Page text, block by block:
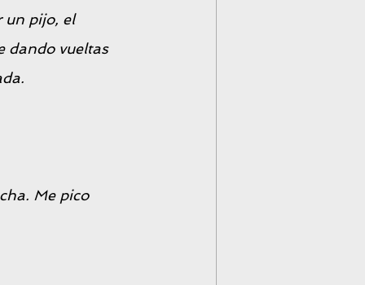
un pijo, el
dando vueltas
Me pico